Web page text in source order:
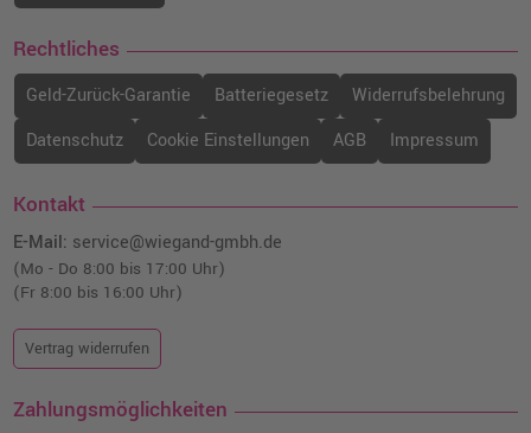
Rechtliches
Geld-Zurück-Garantie Batteriegesetz
Widerrufsbelehrung
Datenschutz
Cookie Einstellungen AGB Impressum
Kontakt
E-Mail: service@wiegand-gmbh.de
(Mo - Do 8:00 bis 17:00 Uhr)
(Fr 8:00 bis 16:00 Uhr)
Vertrag widerrufen
Zahlungsmöglichkeiten